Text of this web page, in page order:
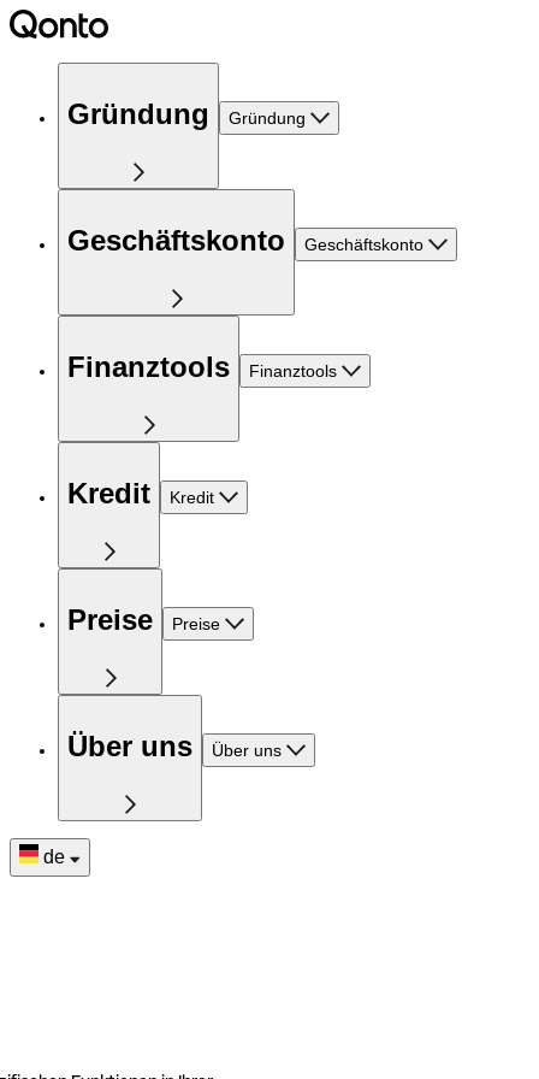
Gründung Gründung
Geschäftskonto Geschäftskonto
Finanztools Finanztools
Kredit Kredit
Preise Preise
Über uns Über uns
de